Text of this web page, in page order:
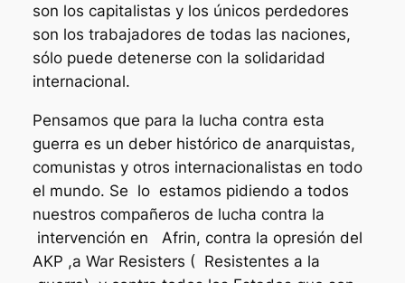
son los capitalistas y los únicos perdedores
son los trabajadores de todas las naciones,
sólo puede detenerse con la solidaridad
internacional.
Pensamos que para la lucha contra esta
guerra es un deber histórico de anarquistas,
comunistas y otros internacionalistas en todo
el mundo. Se lo estamos pidiendo a todos
nuestros compañeros de lucha contra la
intervención en Afrin, contra la opresión del
AKP ,a War Resisters ( Resistentes a la